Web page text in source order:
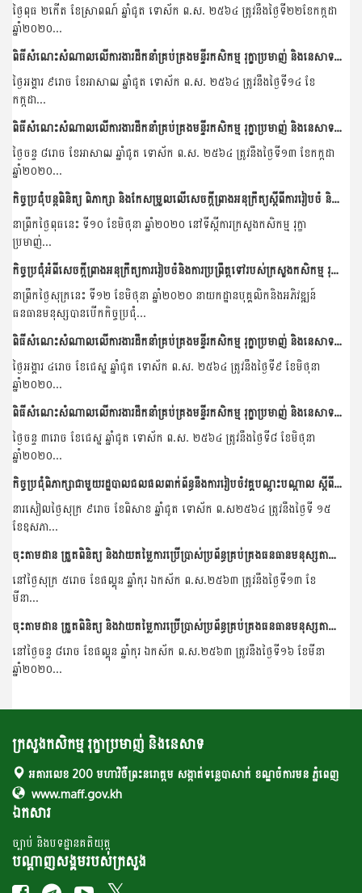
ថ្ងៃពុធ ២កើត ខែស្រាពណ៍ ឆ្នាំជូត ទោស័ក ព.ស. ២៥៦៤ ត្រូវនឹងថ្ងៃទី២២ខែកក្កដា
ឆ្នាំ២០២០...
ពិធីសំណេះសំណាលលេីការងារដឹកនាំគ្រប់គ្រងមន្ទីរកសិកម្ម រុក្ខាប្រមាញ់ និងនេសាទខេត្តព្រះសីហនុ
ថ្ងៃអង្គារ ៩រោច ខែអាសាឍ ឆ្នាំជូត ទោស័ក ព.ស. ២៥៦៤ ត្រូវនឹងថ្ងៃទី១៤ ខែ
កក្កដា...
ពិធីសំណេះសំណាលលេីការងារដឹកនាំគ្រប់គ្រងមន្ទីរកសិកម្ម រុក្ខាប្រមាញ់ និងនេសាទខេត្តកោះកុង
ថ្ងៃចន្ទ ៨រោច ខែអាសាឍ ឆ្នាំជូត ទោស័ក ព.ស. ២៥៦៤ ត្រូវនឹងថ្ងៃទី១៣ ខែកក្កដា
ឆ្នាំ២០២០...
កិច្ចប្រជុំបន្តពិនិត្យ ពិភាក្សា និងកែសម្រួលលើសេចក្តីព្រាងអនុក្រឹត្យស្តីពីការរៀបចំ និងការប្រព្រឹត្តរបស់សាលាទាំងបី ក្រោមអធិបតីភាព ឯកឧត្តម សេន សុវណ្ណ រដ្ឋលេខាធិការនៃក្រសួងកសិកម្ម...
នាព្រឹកថ្ងៃពុធនេះ ទី១០ ខែមិថុនា ឆ្នាំ២០២០ នៅទីស្តីការក្រសួងកសិកម្ម រុក្ខា
ប្រមាញ់...
កិច្ចប្រជុំអំពីសេចក្តីព្រាងអនុក្រឹត្យការរៀបចំនិងការប្រព្រឹត្តទៅរបស់ក្រសួងកសិកម្ម រុក្ខាប្រមាញ់ និងនេសាទ
នាព្រឹកថ្ងៃសុក្រនេះ ទី១២ ខែមិថុនា ឆ្នាំ២០២០ នាយកដ្ឋានបុគ្គលិកនិងអភិវឌ្ឍន៍
ធនធានមនុស្សបានបើកកិច្ចប្រជុំ...
ពិធីសំណេះសំណាលលេីការងារដឹកនាំគ្រប់គ្រងមន្ទីរកសិកម្ម រុក្ខាប្រមាញ់ និងនេសាទខេត្តមណ្ឌលគិរី
ថ្ងៃអង្គារ ៤រោច ខែជេស្ឋ ឆ្នាំជូត ទោស័ក ព.ស. ២៥៦៤ ត្រូវនឹងថ្ងៃទី៩ ខែមិថុនា
ឆ្នាំ២០២០...
ពិធីសំណេះសំណាលលេីការងារដឹកនាំគ្រប់គ្រងមន្ទីរកសិកម្ម រុក្ខាប្រមាញ់ និងនេសាទខេត្តរតនគិរី
ថ្ងៃចន្ទ ៣រោច ខែជេស្ឋ ឆ្នាំជូត ទោស័ក ព.ស. ២៥៦៤ ត្រូវនឹងថ្ងៃទី៨ ខែមិថុនា
ឆ្នាំ២០២០...
កិច្ចប្រជុំពិភាក្សាជាមួយរដ្ឋបាលជលផលពាក់ព័ន្ធនឹងការរៀបចំវគ្គបណ្តុះបណ្តាល ស្តីពីការពិព័ណនាការងារ (Job Description)
នារសៀលថ្ងៃសុក្រ ៩រោច ខែពិសាខ ឆ្នាំជូត ទោស័ក ព​.ស២៥៦៤ ត្រូវនឹងថ្ងៃទី ១៥
ខែឧសភា...
ចុះតាមដាន ត្រួតពិនិត្យ និងវាយតម្លៃការប្រើប្រាស់ប្រព័ន្ធគ្រប់គ្រងធនធានមនុស្សតាមប្រព័ន្ធព័ត៌មានវិទ្យានៅមន្ទីរកសិកម្ម រុក្ខាប្រមាញ់ និងនេសាទខេត្តបន្ទាយមានជ...
នៅថ្ងៃសុក្រ ៥រោច ខែផល្គុន ឆ្នាំកុរ ឯកស័ក ព.ស.២៥៦៣ ត្រូវនឹងថ្ងៃទី១៣ ខែ
មីនា...
ចុះតាមដាន ត្រួតពិនិត្យ និងវាយតម្លៃការប្រើប្រាស់ប្រព័ន្ធគ្រប់គ្រងធនធានមនុស្សតាមប្រព័ន្ធព័ត៌មានវិទ្យានៅមន្ទីរកសិកម្ម រុក្ខាប្រមាញ់ និងនេសាទខេត្តកំពត។
នៅថ្ងៃចន្ទ ៨រោច ខែផល្គុន ឆ្នាំកុរ ឯកស័ក ព.ស.២៥៦៣ ត្រូវនឹងថ្ងៃទី១៦ ខែមីនា
ឆ្នាំ២០២០...
ក្រសួងកសិកម្ម រុក្ខាប្រមាញ់ និងនេសាទ
អគារលេខ 200 មហាវិថីព្រះនរោត្តម សង្កាត់ទន្លេបាសាក់ ខណ្ឌចំការមន ភ្នំពេញ
www.maff.gov.kh
ឯកសារ
ច្បាប់ និងបទដ្ឋានគតិយុត្ត
បណ្តាញសង្គមរបស់ក្រសួង